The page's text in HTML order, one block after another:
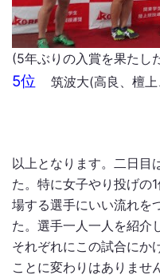
(5年ぶりの入賞を果たし
5位 筑波大(高良、檀
以上となります。二日目
た。特に女子やり投げの
場する選手にいい流れを
た。選手一人一人を紹介
それぞれにこの試合にか
ことに変わりはありませ